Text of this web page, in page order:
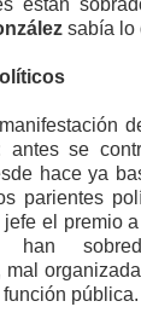
están
sabía lo
antes se
hace ya
parientes
el premio
han
pública.